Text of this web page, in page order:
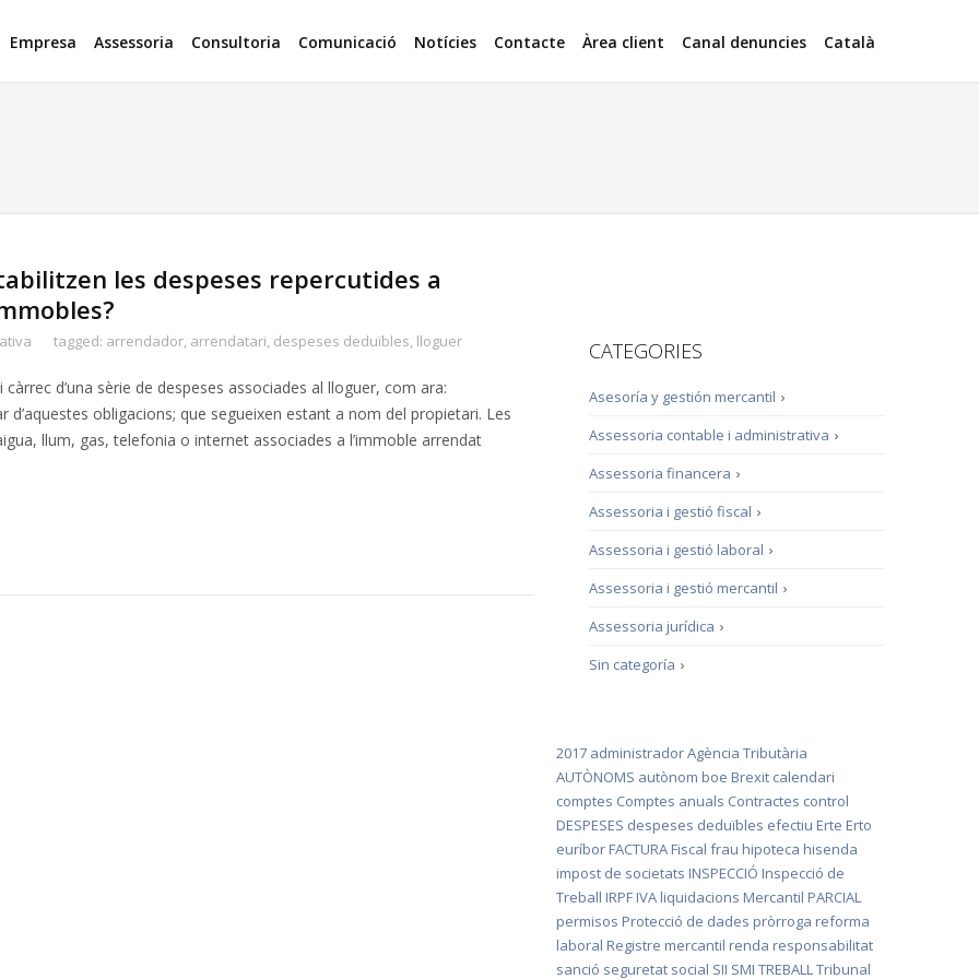
Empresa Assessoria Consultoria Comunicació Notícies Contacte Àrea client Canal denuncies Català
les despeses repercutides a
tagged: arrendador, arrendatari, despeses deduïbles, lloguer
d’una sèrie de despeses associades al lloguer, com ara:
obligacions; que segueixen estant a nom del propietari. Les
llum, gas, telefonia o internet associades a l’immoble arrendat
CATEGORIES
›
Asesoría y gestión mercantil
›
Assessoria contable i administrativa
›
Assessoria financera
›
Assessoria i gestió fiscal
›
Assessoria i gestió laboral
›
Assessoria i gestió mercantil
›
Assessoria jurídica
›
Sin categoría
2017 administradorAgència Tributària
AUTÒNOMS autònom boe Brexit calendari
comptes Comptes anuals Contractes control
DESPESES despeses deduïbles efectiu Erte Erto
euríbor FACTURA Fiscal frau hipoteca hisenda
impost de societats INSPECCIÓ Inspecció de
Treball IRPF IVA liquidacions Mercantil PARCIAL
permisos Protecció de dades pròrroga reforma
laboral Registre mercantil renda responsabilitat
sanció seguretat social SII SMI TREBALLTribunal